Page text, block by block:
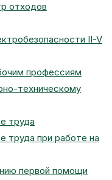
отходов
II-V
профессиям
техническому
труда
труда при работе на
первой помощи